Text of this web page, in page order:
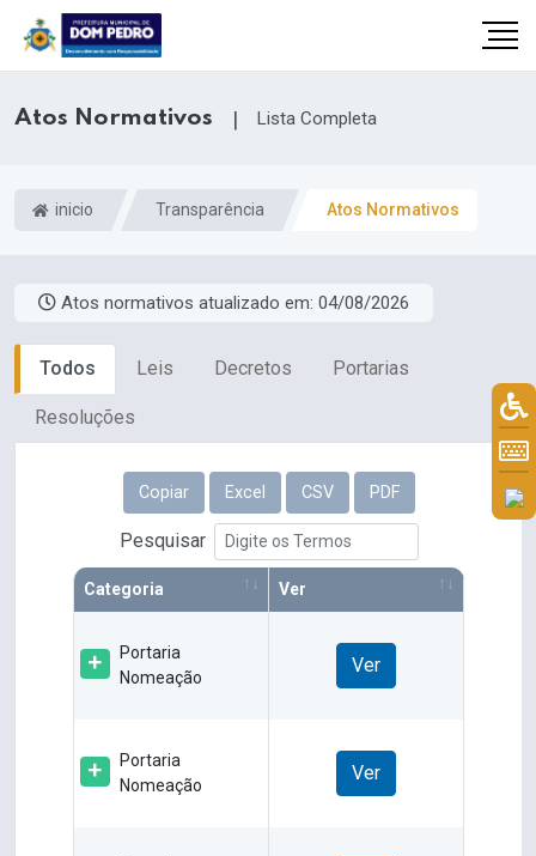
Atos Normativos | Lista Completa
inicio Transparência Atos Normativos
Atos normativos atualizado em: 04/08/2026
Todos Leis Decretos Portarias
Resoluções
Copiar Excel CSV PDF
Pesquisar
Categoria Ver
Portaria
Nomeação
Ver
Portaria
Nomeação
Ver